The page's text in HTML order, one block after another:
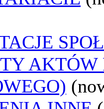
AKTÓW